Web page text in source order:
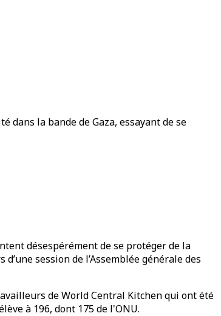
dans la bande de Gaza, essayant de se
désespérément de se protéger de la
session de l’Assemblée générale des
de World Central Kitchen qui ont été
à 196, dont 175 de l'ONU.